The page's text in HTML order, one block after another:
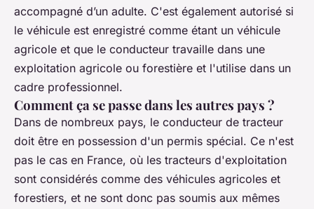
accompagné d’un adulte. C'est également autorisé si
le véhicule est enregistré comme étant un véhicule
agricole et que le conducteur travaille dans une
exploitation agricole ou forestière et l'utilise dans un
cadre professionnel.
Comment ça se passe dans les autres pays ?
Dans de nombreux pays, le conducteur de tracteur
doit être en possession d'un permis spécial. Ce n'est
pas le cas en France, où les tracteurs d'exploitation
sont considérés comme des véhicules agricoles et
forestiers, et ne sont donc pas soumis aux mêmes